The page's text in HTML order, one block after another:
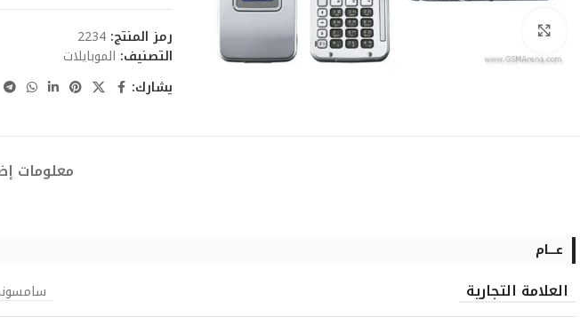
رمز المنتج: 2234
التصنيف: الموبايلات
يشارك:
معلومات
عــــام
العلامة التجارية